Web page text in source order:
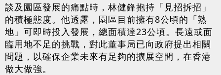
談及園區發展的痛點時，林健鋒抱持「見招拆招」
的積極態度。他透露，園區目前擁有8公頃的「熟
地」可即時投入發展，總面積達23公頃。長遠或面
臨用地不足的挑戰，對此董事局已向政府提出相關
問題，以確保企業未來有足夠的擴展空間，在香港
做大做強。